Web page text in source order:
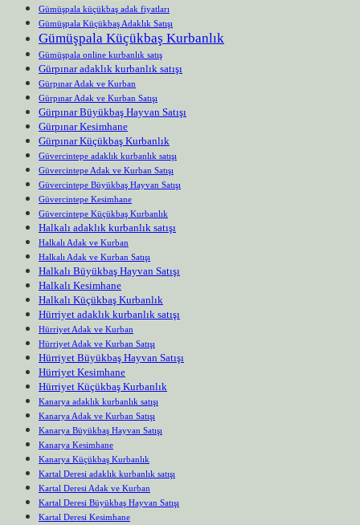
Gümüşpala küçükbaş adak fiyatları
Gümüşpala Küçükbaş Adaklık Satışı
Gümüşpala Küçükbaş Kurbanlık
Gümüşpala online kurbanlık satış
Gürpınar adaklık kurbanlık satışı
Gürpınar Adak ve Kurban
Gürpınar Adak ve Kurban Satışı
Gürpınar Büyükbaş Hayvan Satışı
Gürpınar Kesimhane
Gürpınar Küçükbaş Kurbanlık
Güvercintepe adaklık kurbanlık satışı
Güvercintepe Adak ve Kurban Satışı
Güvercintepe Büyükbaş Hayvan Satışı
Güvercintepe Kesimhane
Güvercintepe Küçükbaş Kurbanlık
Halkalı adaklık kurbanlık satışı
Halkalı Adak ve Kurban
Halkalı Adak ve Kurban Satışı
Halkalı Büyükbaş Hayvan Satışı
Halkalı Kesimhane
Halkalı Küçükbaş Kurbanlık
Hürriyet adaklık kurbanlık satışı
Hürriyet Adak ve Kurban
Hürriyet Adak ve Kurban Satışı
Hürriyet Büyükbaş Hayvan Satışı
Hürriyet Kesimhane
Hürriyet Küçükbaş Kurbanlık
Kanarya adaklık kurbanlık satışı
Kanarya Adak ve Kurban Satışı
Kanarya Büyükbaş Hayvan Satışı
Kanarya Kesimhane
Kanarya Küçükbaş Kurbanlık
Kartal Deresi adaklık kurbanlık satışı
Kartal Deresi Adak ve Kurban
Kartal Deresi Büyükbaş Hayvan Satışı
Kartal Deresi Kesimhane